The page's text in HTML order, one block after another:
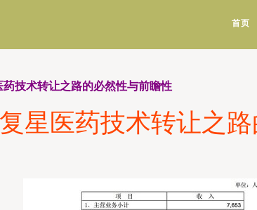
首页
技术转让之路的必然性与前瞻性
星医药技术转让之